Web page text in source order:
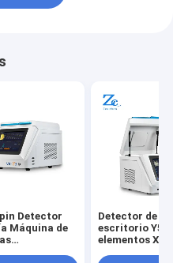
Detector
Máquina de
Detector de
escritorio Y5
elementos XRF